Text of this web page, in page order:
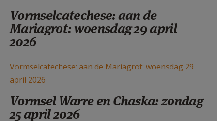
Vormselcatechese: aan de
Mariagrot: woensdag 29 april
2026
Vormselcatechese: aan de Mariagrot: woensdag 29
april 2026
Vormsel Warre en Chaska: zondag
25 april 2026